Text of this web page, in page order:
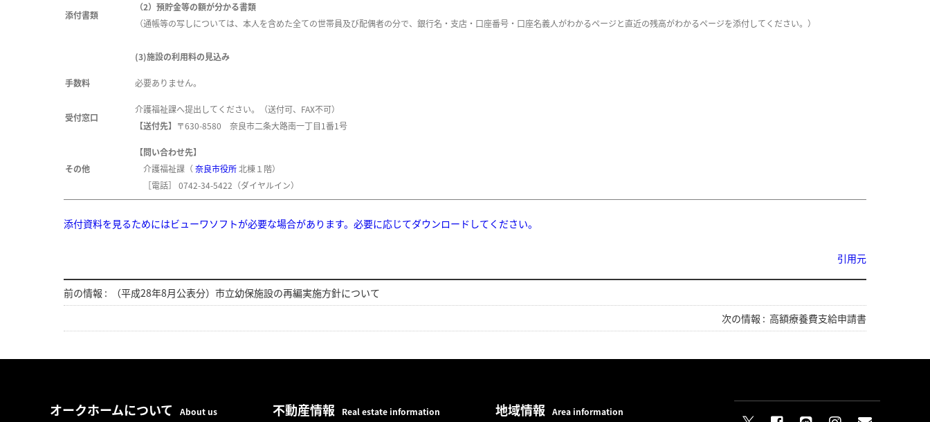
添付書類
（2）預貯金等の額が分かる書類
（通帳等の写しについては、本人を含めた全ての世帯員及び配偶者の分で、銀行名・支店・口座番号・口座名義人がわかるページと直近の残高がわかるページを添付してください。）
(3)施設の利用料の見込み
手数料 必要ありません。
受付窓口
介護福祉課へ提出してください。（送付可、 FAX不可）
【送付先】 〒630-8580 奈良市二条大路南一丁目1番1号
その他
【問い合わせ先】
介護福祉課（奈良市役所北棟１階）
［電話］
0742-34-5422 （ダイヤルイン）
添付資料を見るためにはビューワソフトが必要な場合があります。必要に応じてダウンロードしてください。
引用元
前の情報 :
（平成28年8月公表分）市立幼保施設の再編実施方針について
次の情報 : 高額療養費支給申請書
オークホームについて About us 不動産情報 Real estate information 地域情報 Area information